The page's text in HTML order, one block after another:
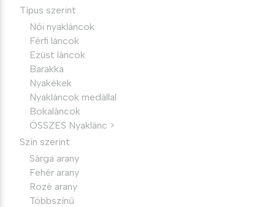
Típus szerint
Női nyakláncok
Férfi láncok
Ezüst láncok
Barakka
Nyakékek
Nyakláncok medállal
Bokaláncok
ÖSSZES Nyaklánc >
Szín szerint
Sárga arany
Fehér arany
Rozé arany
Többszínű